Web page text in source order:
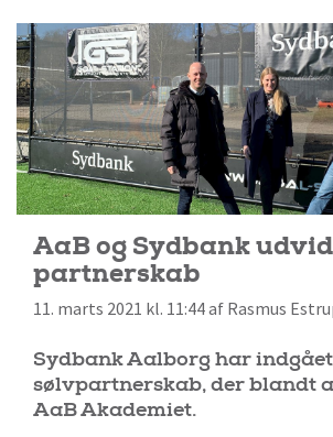
AaB og Sydbank
partnerskab
11. marts 2021 kl. 11:44 af Rasmus
Sydbank Aalborg har
sølvpartnerskab, der blandt
AaB Akademiet.